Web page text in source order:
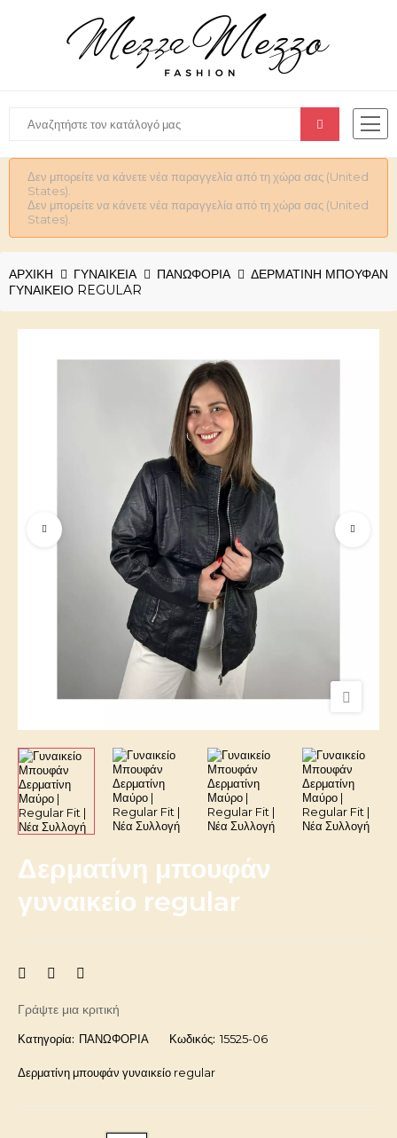
Δεν μπορείτε να κάνετε νέα παραγγελία από τη χώρα σας (United
States).
Δεν μπορείτε να κάνετε νέα παραγγελία από τη χώρα σας (United
States).
ΑΡΧΙΚΉ ΓΥΝΑΙΚΕΊΑ ΠΑΝΩΦΟΡΙΑ
ΔΕΡΜΑΤΊΝΗ ΜΠΟΥΦΆΝ
ΓΥΝΑΙΚΕΊΟ REGULAR
Δερματίνη μπουφάν
γυναικείο regular
Γράψτε μια κριτική
Κατηγορία: ΠΑΝΩΦΟΡΙΑ Κωδικός: 15525-06
Δερματίνη μπουφάν γυναικείο regular